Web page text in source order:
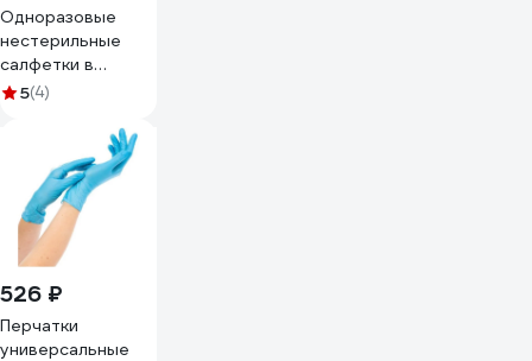
Одноразовые
нестерильные
салфетки в
рулоне
шт, 20x20 см,
спанлейс, 40 г/
кв.м, белые
630227
5(4)
526 ₽
Перчатки
универсальные